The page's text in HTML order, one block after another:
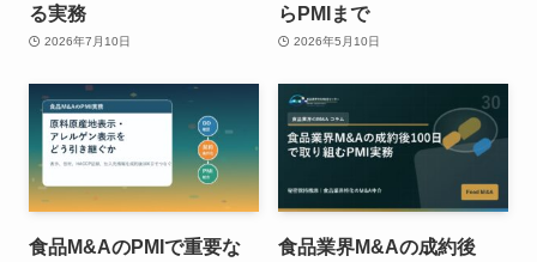
る実務
2026年7月10日
らPMIまで
2026年5月10日
食品M&AのPMIで重要な
食品業界M&Aの成約後